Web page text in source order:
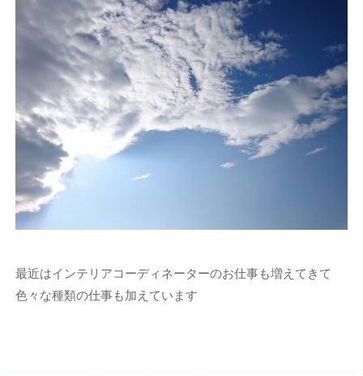
最近はインテリアコーディネーターのお仕事も増えてきて
色々な種類の仕事も加えています